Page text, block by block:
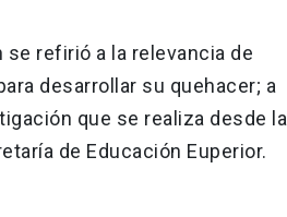
refirió a la relevancia de
desarrollar su quehacer; a
que se realiza desde la
de Educación Euperior.